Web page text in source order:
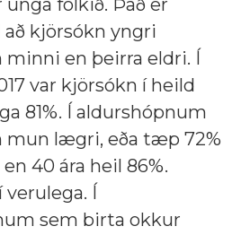
fólkið. Það er
kjörsókn yngri
minni en þeirra eldri. Í
var kjörsókn í heild
81%. Í aldurshópnum
mun lægri, eða tæp 72%
40 ára heil 86%.
Í
sem birta okkur